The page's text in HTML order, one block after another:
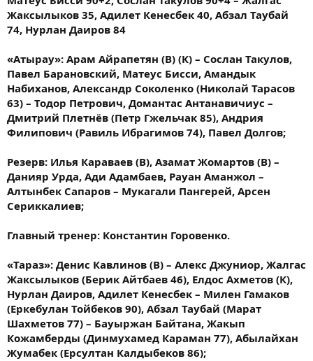
Жаксылыков 35, Адилет Кенесбек 40, Абзал Таубай
74, Нурлан Даиров 84
«Атырау»: Арам Айрапетян (В) (К) – Сослан Такулов,
Павел Барановский, Матеус Бисси, Амандык
Набиханов, Александр Соколенко (Николай Тарасов
63) – Тодор Петрович, Домантас Антанавичиус –
Дмитрий Плетнёв (Петр Гжельчак 85), Андрия
Филипович (Равиль Ибрагимов 74), Павел Долгов;
Резерв: Илья Караваев (В), Азамат Жомартов (В) –
Данияр Урда, Ади Адамбаев, Рауан Аманжол –
Алтынбек Сапаров – Мукагали Пангерей, Арсен
Сериккалиев;
Главный тренер: Константин Горовенко.
«Тараз»: Денис Кавлинов (В) – Алекс Джуниор, Жалгас
Жаксылыков (Берик Айтбаев 46), Елдос Ахметов (К),
Нурлан Даиров, Адилет Кенесбек – Милен Гамаков
(Еркебулан Тойбеков 90), Абзал Таубай (Марат
Шахметов 77) – Бауыржан Байтана, Жакып
Кожамберды (Динмухамед Караман 77), Абылайхан
Жумабек (Ерсултан Калдыбеков 86);